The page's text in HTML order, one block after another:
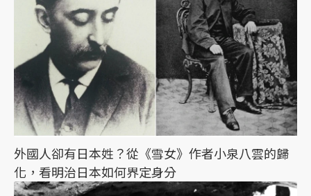
外國人卻有日本姓？從《雪女》作者小泉八雲的歸
化，看明治日本如何界定身分